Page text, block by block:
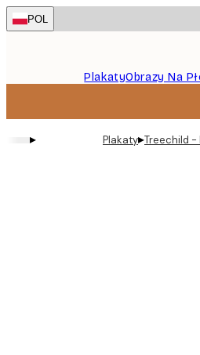
Skip
to
POL
PlakatyObrazy Na
▸ Plakaty▸Treechild -